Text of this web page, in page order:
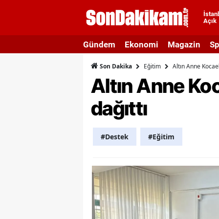
Açık
Gündem Ekonomi Magazin
Son Dakika Eğitim Altın Anne
Altın Anne
dağıttı
#Destek #Eğitim